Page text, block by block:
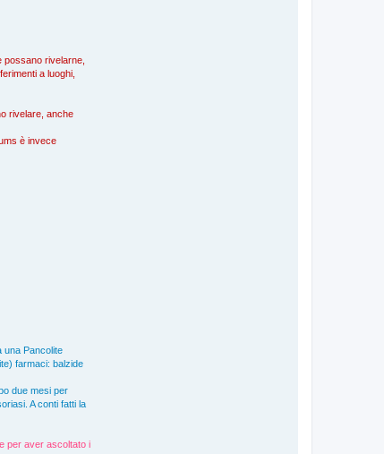
possano rivelarne,
a luoghi,
rivelare, anche
è invece
una Pancolite
farmaci: balzide
due mesi per
A conti fatti la
per aver ascoltato i